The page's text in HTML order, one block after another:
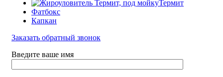
Термит
Фатбокс
Капкан
Заказать обратный звонок
Введите ваше имя